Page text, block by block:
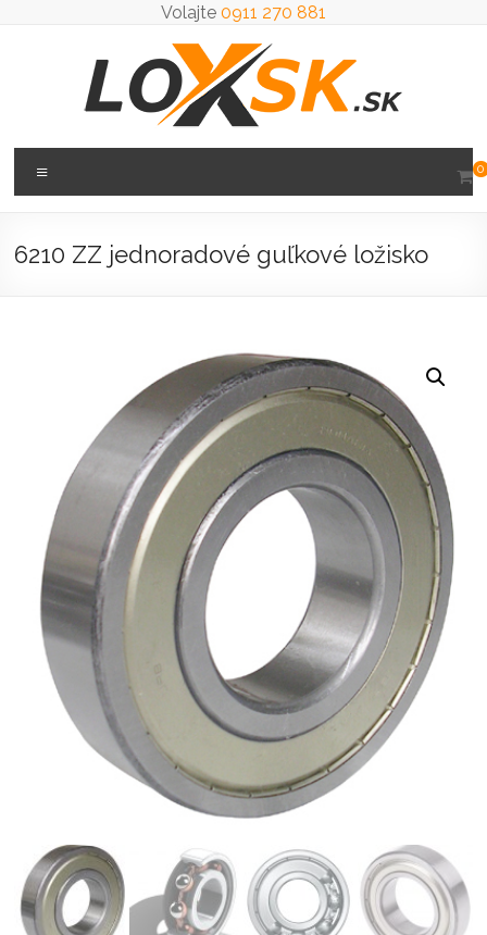
Volajte 0911 270 881
Loxsk
predaj
0
6210 ZZ jednoradové guľkové ložisko